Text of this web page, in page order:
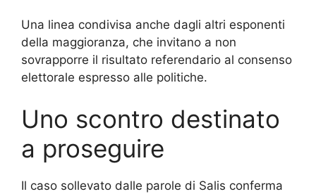
Una linea condivisa anche dagli altri esponenti
della maggioranza, che invitano a non
sovrapporre il risultato referendario al consenso
elettorale espresso alle politiche.
Uno scontro destinato
a proseguire
Il caso sollevato dalle parole di Salis conferma